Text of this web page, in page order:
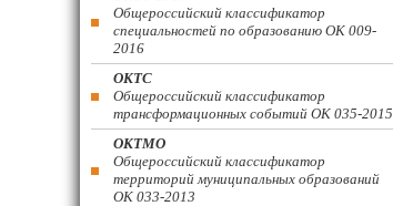
Общероссийский классификатор
специальностей по образованию ОК 009-
2016
ОКТС
Общероссийский классификатор
трансформационных событий ОК 035-2015
ОКТМО
Общероссийский классификатор
территорий муниципальных образований
ОК 033-2013